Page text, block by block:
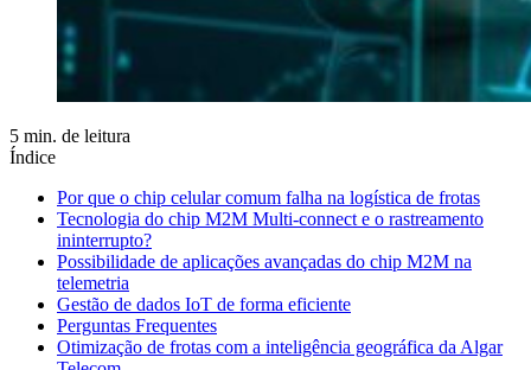
5 min. de leitura
Índice
Por que o chip celular comum falha na logística de frotas
Tecnologia do chip M2M Multi-connect e o rastreamento
ininterrupto?
Possibilidade de aplicações avançadas do chip M2M na
telemetria
Gestão de dados IoT de forma eficiente
Perguntas Frequentes
Otimização de frotas com a inteligência geográfica da Algar